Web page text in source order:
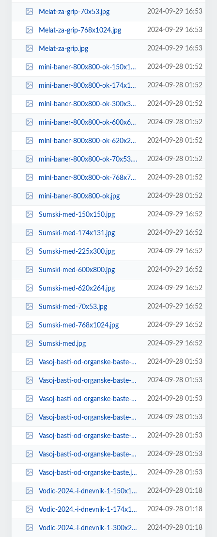
Melat-za-grip-70x53.jpg 2024-09-29 16:53
Melat-za-grip-768x1024.jpg 2024-09-29 16:53
Melat-za-grip.jpg 2024-09-29 16:53
mini-baner-800x800-ok-150x150.jpg 2024-09-28 01:52
mini-baner-800x800-ok-174x131.jpg 2024-09-28 01:52
mini-baner-800x800-ok-300x300.jpg 2024-09-28 01:52
mini-baner-800x800-ok-600x600.jpg 2024-09-28 01:52
mini-baner-800x800-ok-620x264.jpg 2024-09-28 01:52
mini-baner-800x800-ok-70x53.jpg 2024-09-28 01:52
mini-baner-800x800-ok-768x768.jpg 2024-09-28 01:52
mini-baner-800x800-ok.jpg 2024-09-28 01:52
Sumski-med-150x150.jpg 2024-09-29 16:52
Sumski-med-174x131.jpg 2024-09-29 16:52
Sumski-med-225x300.jpg 2024-09-29 16:52
Sumski-med-600x800.jpg 2024-09-29 16:52
Sumski-med-620x264.jpg 2024-09-29 16:52
Sumski-med-70x53.jpg 2024-09-29 16:52
Sumski-med-768x1024.jpg 2024-09-29 16:52
Sumski-med.jpg 2024-09-29 16:52
Vasoj-basti-od-organske-baste-150x150.jpg 2024-09-28 01:53
Vasoj-basti-od-organske-baste-174x131.jpg 2024-09-28 01:53
Vasoj-basti-od-organske-baste-300x288.jpg 2024-09-28 01:53
Vasoj-basti-od-organske-baste-600x577.jpg 2024-09-28 01:53
Vasoj-basti-od-organske-baste-620x264.jpg 2024-09-28 01:53
Vasoj-basti-od-organske-baste-70x53.jpg 2024-09-28 01:53
Vasoj-basti-od-organske-baste.jpg 2024-09-28 01:53
Vodic-2024.-i-dnevnik-1-150x150.jpg 2024-09-28 01:18
Vodic-2024.-i-dnevnik-1-174x131.jpg 2024-09-28 01:18
Vodic-2024.-i-dnevnik-1-300x242.jpg 2024-09-28 01:18